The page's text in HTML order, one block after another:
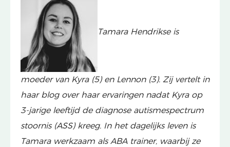
Tamara Hendrikse is
moeder van Kyra (5) en Lennon (3). Zij vertelt in
haar blog over haar ervaringen nadat Kyra op
3-jarige leeftijd de diagnose autismespectrum
stoornis (ASS) kreeg. In het dagelijks leven is
Tamara werkzaam als ABA trainer, waarbij ze